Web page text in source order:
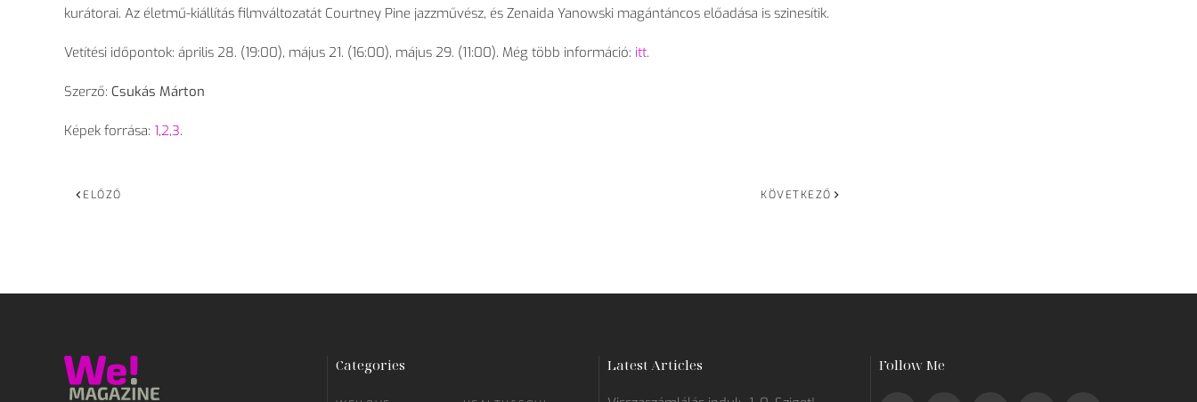
kurátorai. Az életmű-kiállítás filmváltozatát Courtney Pine jazzművész, és Zenaida Yanowski magántáncos előadása is szinesítik.
Vetítési időpontok: április 28. (19:00), május 21. (16:00), május 29. (11:00). Még több információ: itt.
Szerző: Csukás Márton
Képek forrása: 1,2,3.
ELŐZŐ KÖVETKEZŐ
Categories Latest Articles Follow Me